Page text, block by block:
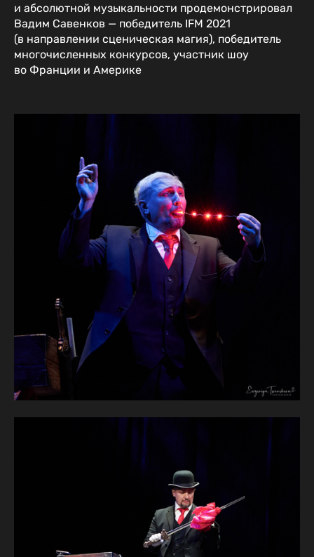
и абсолютной музыкальности продемонстрировал
Вадим Савенков — победитель IFM 2021
(в направлении сценическая магия), победитель
многочисленных конкурсов, участник шоу
во Франции и Америке